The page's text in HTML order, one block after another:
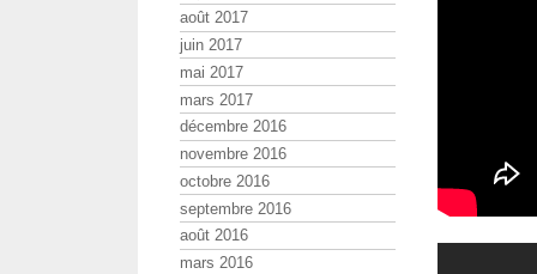
août 2017
juin 2017
mai 2017
mars 2017
décembre 2016
novembre 2016
octobre 2016
septembre 2016
août 2016
mars 2016